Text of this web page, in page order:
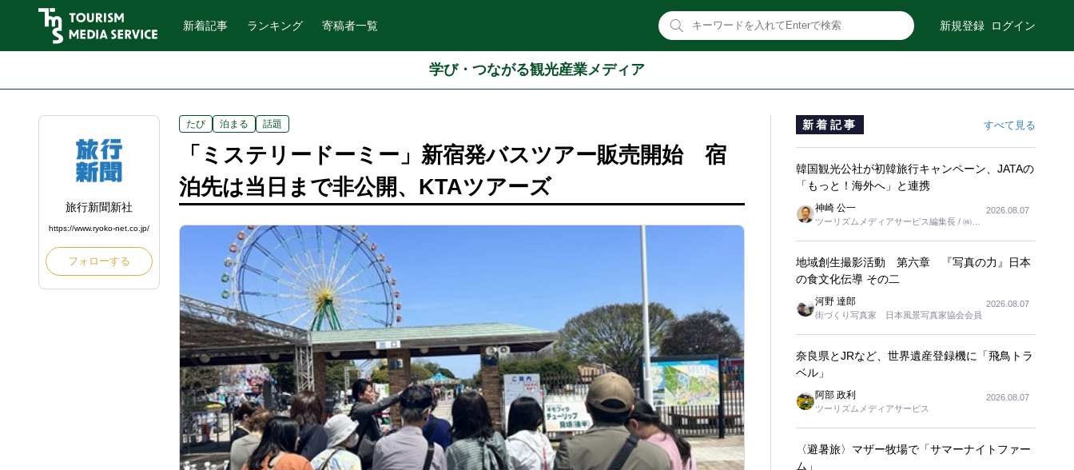
新着記事 ランキング 寄稿者一覧 新規登録 ログイン
学び・つながる観光産業メディア
旅行新聞新社
https://www.ryoko-net.co.jp/
フォローする
たび 泊まる 話題
「ミステリードーミー」新宿発バスツアー販売開始 宿
泊先は当日まで非公開、KTAツアーズ
新着記事 すべて見る
韓国観光公社が初韓旅行キャンペーン、JATAの
「もっと！海外へ」と連携
神崎 公一
ツーリズムメディアサービス編集長 / ㈱ツ
2026.08.07
地域創生撮影活動 第六章 『写真の力』日本
の食文化伝導 その二
河野 達郎
街づくり写真家 日本風景写真家協会会員
2026.08.07
奈良県とJRなど、世界遺産登録機に「飛鳥トラ
ベル」
阿部 政利
ツーリズムメディアサービス
2026.08.07
〈避暑旅〉マザー牧場で「サマーナイトファー
ム」